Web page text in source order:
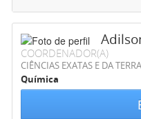
COORDENADOR(A)
CIÊNCIAS EXATAS E DA TERRA
Química